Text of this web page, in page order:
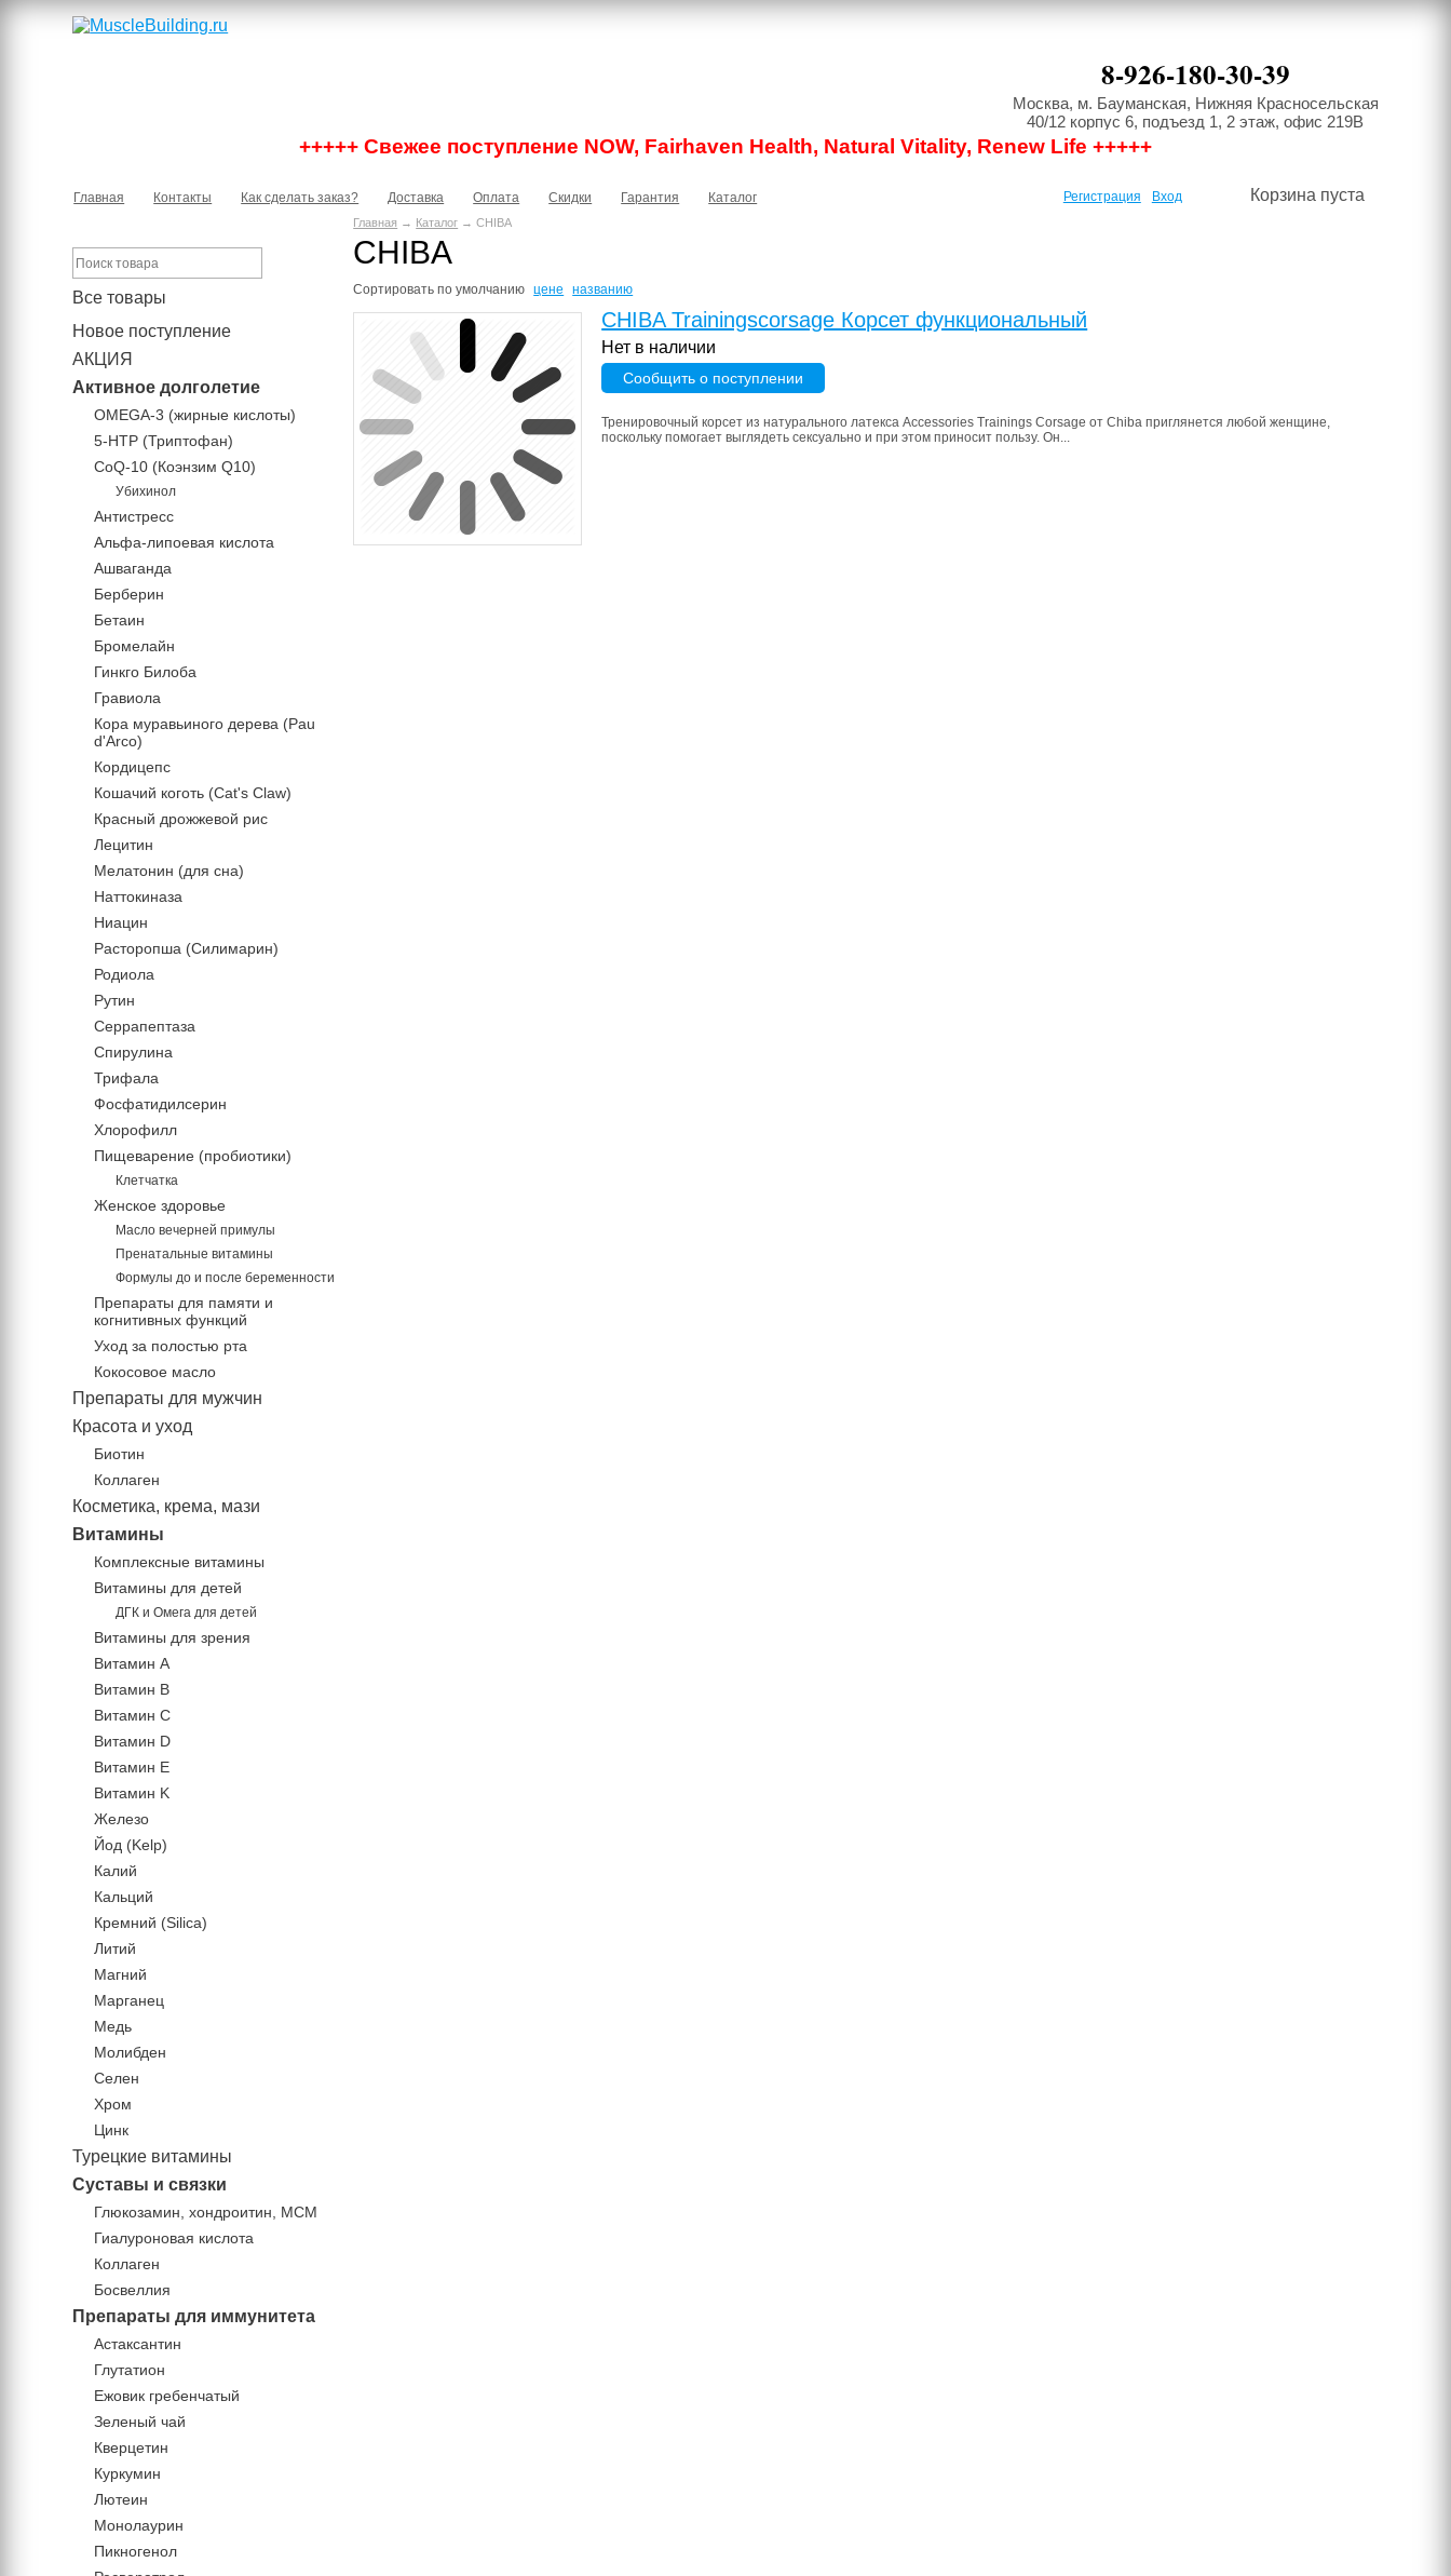
8-926-180-30-39
Москва, м. Бауманская, Нижняя Красносельская
40/12 корпус 6, подъезд 1, 2 этаж, офис 219В
+++++ Свежее поступление NOW, Fairhaven Health, Natural Vitality, Renew Life +++++
Главная Контакты Как сделать заказ? Доставка Оплата Скидки Гарантия Каталог Корзина пуста
Регистрация Вход
Главная → Каталог → CHIBA
CHIBA
Сортировать поумолчанию цене названию
CHIBA Trainingscorsage Корсет функциональный
Нет в наличии
Сообщить о поступлении
Тренировочный корсет из натурального латекса Accessories Trainings Corsage от Chiba приглянется любой женщине,
поскольку помогает выглядеть сексуально и при этом приносит пользу. Он...
Все товары
Новое поступление
АКЦИЯ
Активное долголетие
OMEGA-3 (жирные кислоты)
5-HTP (Триптофан)
CoQ-10 (Коэнзим Q10)
Убихинол
Антистресс
Альфа-липоевая кислота
Ашваганда
Берберин
Бетаин
Бромелайн
Гинкго Билоба
Гравиола
Кора муравьиного дерева (Pau
d'Arco)
Кордицепс
Кошачий коготь (Cat's Claw)
Красный дрожжевой рис
Лецитин
Мелатонин (для сна)
Наттокиназа
Ниацин
Расторопша (Силимарин)
Родиола
Рутин
Серрапептаза
Спирулина
Трифала
Фосфатидилсерин
Хлорофилл
Пищеварение (пробиотики)
Клетчатка
Женское здоровье
Масло вечерней примулы
Пренатальные витамины
Формулы до и после беременности
Препараты для памяти и
когнитивных функций
Уход за полостью рта
Кокосовое масло
Препараты для мужчин
Красота и уход
Биотин
Коллаген
Косметика, крема, мази
Витамины
Комплексные витамины
Витамины для детей
ДГК и Омега для детей
Витамины для зрения
Витамин А
Витамин В
Витамин C
Витамин D
Витамин Е
Витамин K
Железо
Йод (Kelp)
Калий
Кальций
Кремний (Silica)
Литий
Магний
Марганец
Медь
Молибден
Селен
Хром
Цинк
Турецкие витамины
Суставы и связки
Глюкозамин, хондроитин, МСМ
Гиалуроновая кислота
Коллаген
Босвеллия
Препараты для иммунитета
Астаксантин
Глутатион
Ежовик гребенчатый
Зеленый чай
Кверцетин
Куркумин
Лютеин
Монолаурин
Пикногенол